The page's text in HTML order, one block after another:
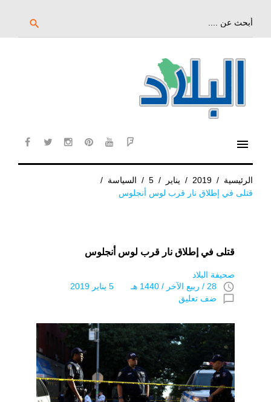
search
menu
الرئيسية /
2019
/ يناير /
5
/ السياسة /
قتلى في إطلاق نار قرب لوس أنجلوس
قتلى في إطلاق نار قرب لوس أنجلوس
صحيفة البلاد
access_time 28 / ربيع الآخر / 1440 هـ 5 يناير 2019
chat_bubble_outline ضف تعليق